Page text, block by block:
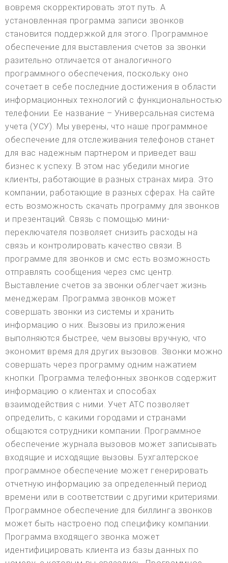
вовремя скорректировать этот путь. А
установленная программа записи звонков
становится поддержкой для этого. Программное
обеспечение для выставления счетов за звонки
разительно отличается от аналогичного
программного обеспечения, поскольку оно
сочетает в себе последние достижения в области
информационных технологий с функциональностью
телефонии. Ее название – Универсальная система
учета (УСУ). Мы уверены, что наше программное
обеспечение для отслеживания телефонов станет
для вас надежным партнером и приведет ваш
бизнес к успеху. В этом нас убедили многие
клиенты, работающие в разных странах мира. Это
компании, работающие в разных сферах. На сайте
есть возможность скачать программу для звонков
и презентаций. Связь с помощью мини-
переключателя позволяет снизить расходы на
связь и контролировать качество связи. В
программе для звонков и смс есть возможность
отправлять сообщения через смс центр.
Выставление счетов за звонки облегчает жизнь
менеджерам. Программа звонков может
совершать звонки из системы и хранить
информацию о них. Вызовы из приложения
выполняются быстрее, чем вызовы вручную, что
экономит время для других вызовов. Звонки можно
совершать через программу одним нажатием
кнопки. Программа телефонных звонков содержит
информацию о клиентах и способах
взаимодействия с ними. Учет АТС позволяет
определить, с какими городами и странами
общаются сотрудники компании. Программное
обеспечение журнала вызовов может записывать
входящие и исходящие вызовы. Бухгалтерское
программное обеспечение может генерировать
отчетную информацию за определенный период
времени или в соответствии с другими критериями.
Программное обеспечение для биллинга звонков
может быть настроено под специфику компании.
Программа входящего звонка может
идентифицировать клиента из базы данных по